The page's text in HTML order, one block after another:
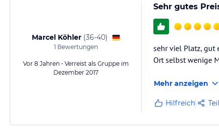
Marcel Köhler (36-40)
1 Bewertungen
Vor 8 Jahren • Verreist als Gruppe im
Dezember 2017
Sehr gutes
sehr viel Platz, gut
Ort selbst wenige
Mehr anzeigen
Hilfreich